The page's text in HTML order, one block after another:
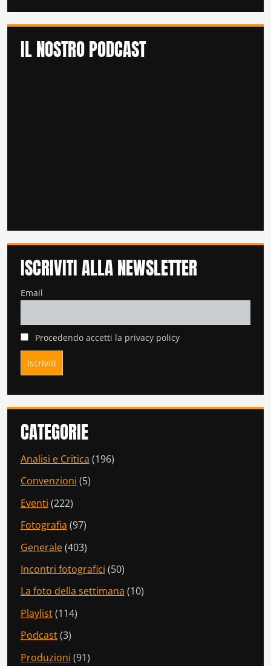
IL NOSTRO PODCAST
ISCRIVITI ALLA NEWSLETTER
Email
Procedendo accetti la privacy policy
CATEGORIE
Analisi e Critica (196)
Convenzioni (5)
Eventi (222)
Fotografia (97)
Generale(403)
Incontri fotografici (50)
La foto della settimana (10)
Playlist(114)
Podcast(3)
Produzioni (91)